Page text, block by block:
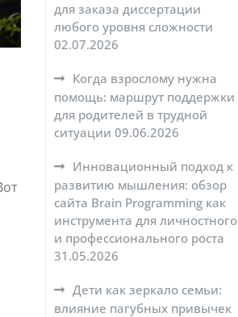
для заказа диссертации
любого уровня сложности
02.07.2026
Когда взрослому нужна
помощь: маршрут поддержки
для родителей в трудной
ситуации 09.06.2026
Инновационный подход к
развитию мышления: обзор
сайта Brain Programming как
инструмента для личностного
и профессионального роста
31.05.2026
Дети как зеркало семьи:
влияние пагубных привычек